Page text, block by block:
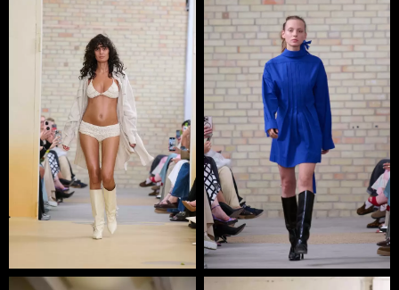
У 23 роки Христина Бобкова заснувала власну лінію
одягу під маркою CB-design. Трендовий трикотажний
одяг з використанням косого крою – те, що робить
впізнаваним стиль Христина з-поміж інших
дизайнерів. Наступні кілька років дизайнерка формує
цілком індивідуальний почерк, а її улюбленим